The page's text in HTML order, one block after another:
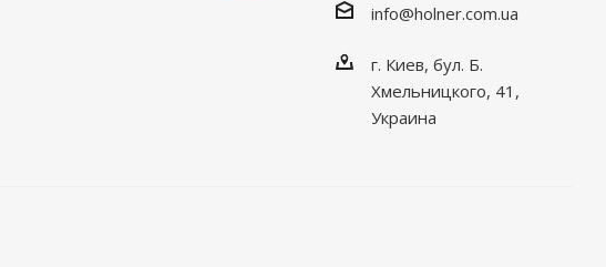
info@holner.com.ua
г. Киев, бул. Б.
Хмельницкого, 41,
Украина